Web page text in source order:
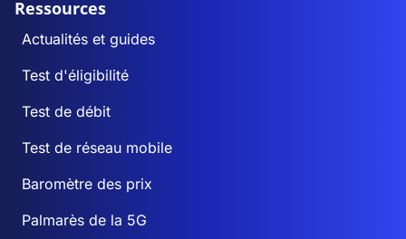
Ressources
Actualités et guides
Test d'éligibilité
Test de débit
Test de réseau mobile
Baromètre des prix
Palmarès de la 5G